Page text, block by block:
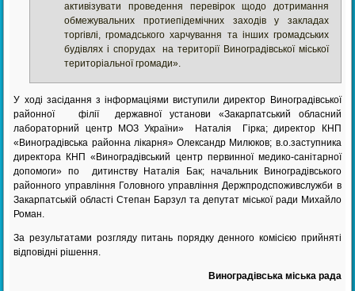
активізувати проведення перевірок щодо дотримання
обмежувальних протиепідемічних заходів у закладах
торгівлі, громадського харчування та інших громадських
будівлях і спорудах на території Виноградівської міської
територіальної громади».
У ході засідання з інформаціями виступили директор Виноградівської
районної філії державної установи «Закарпатський обласний
лабораторний центр МОЗ України» Наталія Гірка; директор КНП
«Виноградівська районна лікарня» Олександр Милюков; в.о.заступника
директора КНП «Виноградівський центр первинної медико-санітарної
допомоги» по дитинству Наталія Бак; начальник Виноградівського
районного управління Головного управління Держпродспоживслужби в
Закарпатській області Степан Барзул та депутат міської ради Михайло
Роман.
За результатами розгляду питань порядку денного комісією прийняті
відповідні рішення.
Виноградівська міська рада